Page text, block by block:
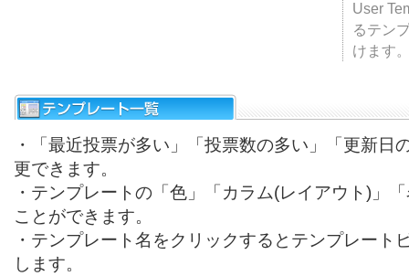
User
るテン
けます
・「最近投票が多い」「投票数の多い」「更新日
更できます。
・テンプレートの「色」「カラム(レイアウト)」
ことができます。
・テンプレート名をクリックするとテンプレート
します。